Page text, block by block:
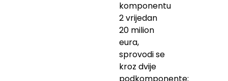
komponentu
2 vrijedan
20 milion
eura,
sprovodi se
kroz dvije
podkomponente: